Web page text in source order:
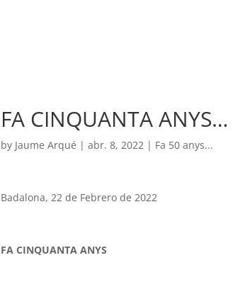
FA CINQUANTA ANYS…
by Jaume Arqué | abr. 8, 2022| Fa 50 anys...
Badalona, 22 de Febrero de 2022
FA CINQUANTA ANYS